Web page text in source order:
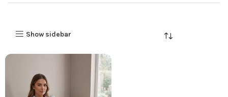
Show sidebar